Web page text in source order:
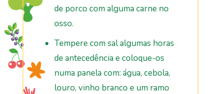
de porco com alguma carne no
osso.
Tempere com sal algumas horas
de antecedência e coloque-os
numa panela com: água, cebola,
louro, vinho branco e um ramo